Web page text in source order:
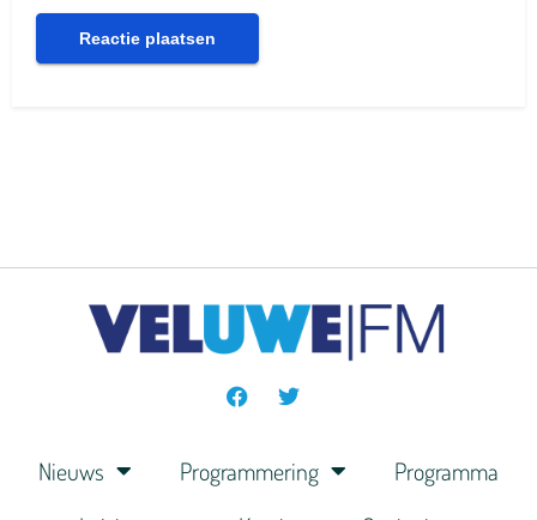
Nieuws Programmering
Programma